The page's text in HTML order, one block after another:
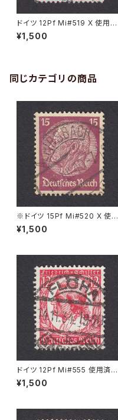
ドイツ 12Pf Mi#519 X 使用済
み切手｜MEUSELWITZ 3.10.
1936
¥1,500
同じカテゴリの商品
※ドイツ 15Pf Mi#520 X 使用
済み切手｜ALPIRSBACH 19.J
UL.1940
¥1,500
ドイツ 12Pf Mi#555 使用済み
切手｜FLÖHA 14.11.1934
¥1,500